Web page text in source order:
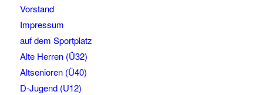
Vorstand
Impressum
auf dem Sportplatz
Alte Herren (Ü32)
Altsenioren (Ü40)
D-Jugend (U12)